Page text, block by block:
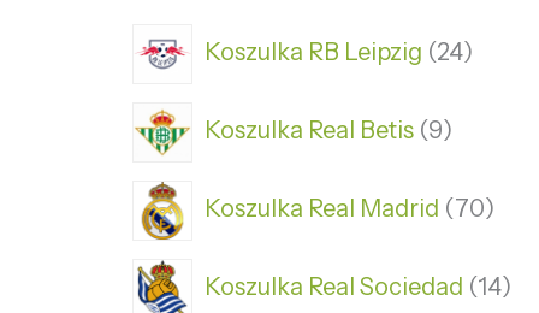
Koszulka RB Leipzig 24
Koszulka Real Betis 9
Koszulka Real Madrid 70
Koszulka Real Sociedad 14